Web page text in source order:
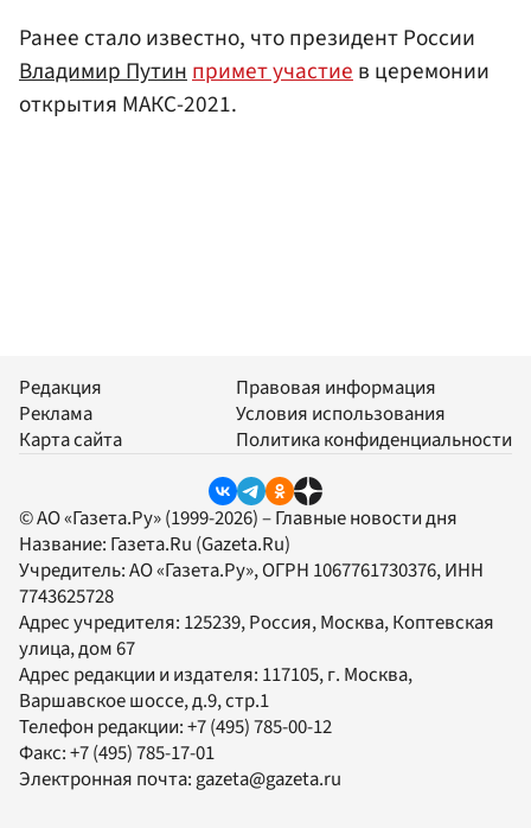
Ранее стало известно, что президент России
Владимир Путинпримет участиев церемонии
открытия МАКС-2021.
Редакция
Реклама
Карта сайта
Правовая информация
Условия использования
Политика конфиденциальности
© АО «Газета.Ру» (1999-2026) – Главные новости дня
Название: Газета.Ru (Gazeta.Ru)
Учредитель:АО «Газета.Ру», ОГРН 1067761730376, ИНН
7743625728
Адрес учредителя: 125239, Россия, Москва, Коптевская
улица, дом 67
Адрес редакции и издателя: 117105, г. Москва,
Варшавское шоссе, д.9, стр.1
Телефон редакции:+7 (495) 785-00-12
Факс:+7 (495) 785-17-01
Электронная почта:gazeta@gazeta.ru